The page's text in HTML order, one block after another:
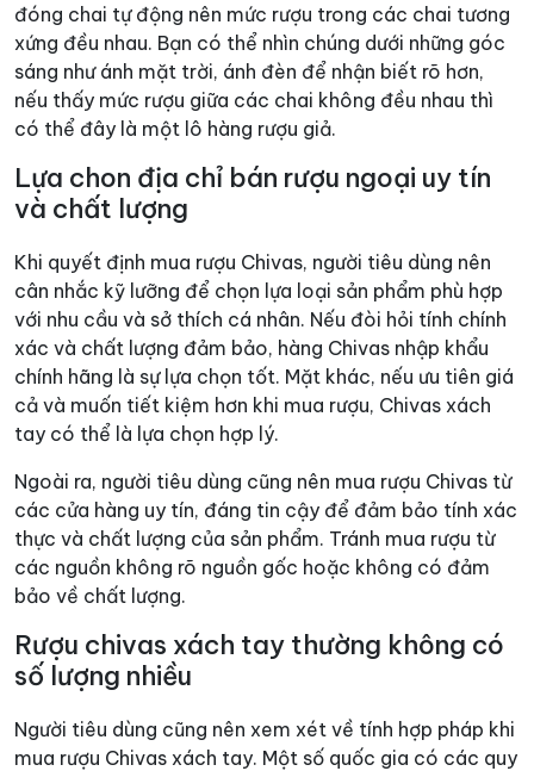
đóng chai tự động nên mức rượu trong các chai tương
xứng đều nhau. Bạn có thể nhìn chúng dưới những góc
sáng như ánh mặt trời, ánh đèn để nhận biết rõ hơn,
nếu thấy mức rượu giữa các chai không đều nhau thì
có thể đây là một lô hàng rượu giả.
Lựa chon địa chỉ bán rượu ngoại uy tín
và chất lượng
Khi quyết định mua rượu Chivas, người tiêu dùng nên
cân nhắc kỹ lưỡng để chọn lựa loại sản phẩm phù hợp
với nhu cầu và sở thích cá nhân. Nếu đòi hỏi tính chính
xác và chất lượng đảm bảo, hàng Chivas nhập khẩu
chính hãng là sự lựa chọn tốt. Mặt khác, nếu ưu tiên giá
cả và muốn tiết kiệm hơn khi mua rượu, Chivas xách
tay có thể là lựa chọn hợp lý.
Ngoài ra, người tiêu dùng cũng nên mua rượu Chivas từ
các cửa hàng uy tín, đáng tin cậy để đảm bảo tính xác
thực và chất lượng của sản phẩm. Tránh mua rượu từ
các nguồn không rõ nguồn gốc hoặc không có đảm
bảo về chất lượng.
Rượu chivas xách tay thường không có
số lượng nhiều
Người tiêu dùng cũng nên xem xét về tính hợp pháp khi
mua rượu Chivas xách tay. Một số quốc gia có các quy